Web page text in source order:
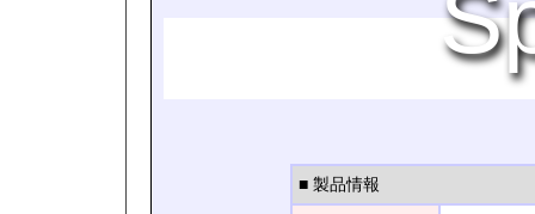
■ 製品情報